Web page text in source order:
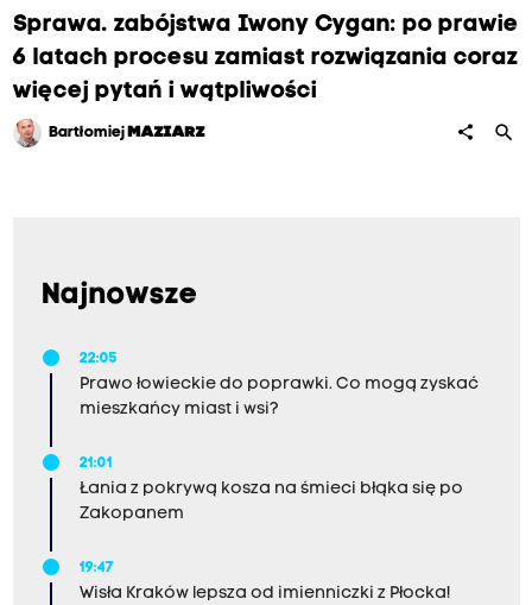
Sprawa. zabójstwa Iwony Cygan: po prawie
6 latach procesu zamiast rozwiązania coraz
więcej pytań i wątpliwości
Bartłomiej MAZIARZ share search
Najnowsze
22:05
Prawo łowieckie do poprawki. Co mogą zyskać
mieszkańcy miast i wsi?
21:01
Łania z pokrywą kosza na śmieci błąka się po
Zakopanem
19:47
Wisła Kraków lepsza od imienniczki z Płocka!